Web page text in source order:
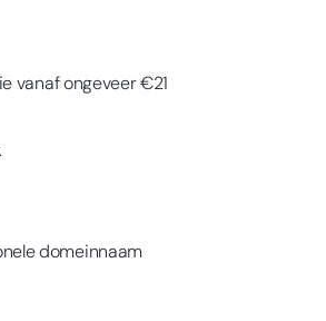
vanaf ongeveer €21
domeinnaam